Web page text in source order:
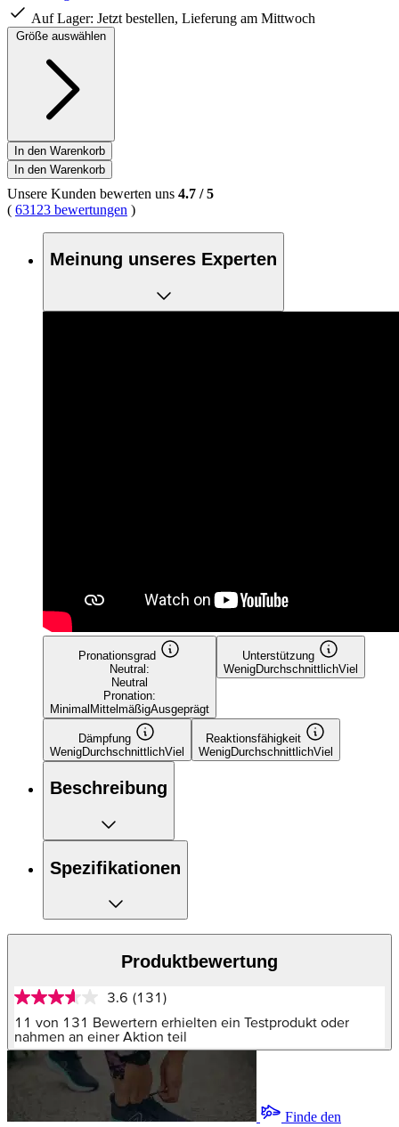
Auf Lager: Jetzt bestellen, Lieferung am Mittwoch
Größe auswählen
In den Warenkorb
In den Warenkorb
Unsere Kunden bewerten uns 4.7 /5
( 63123 bewertungen )
Meinung unseres Experten
Pronationsgrad
Neutral:
Neutral
Pronation:
Minimal MittelmäßigAusgeprägt
Unterstützung
WenigDurchschnittlichViel
Dämpfung
WenigDurchschnittlichViel
Reaktionsfähigkeit
WenigDurchschnittlichViel
Beschreibung
Spezifikationen
Produktbewertung
3.6
von
5
Sternen,
Durchschnittswert
Bewertung.
131
3.6 (131)
11 von 131 Bewertern erhielten ein Testprodukt oder
nahmen an einer Aktion teil
Finde den